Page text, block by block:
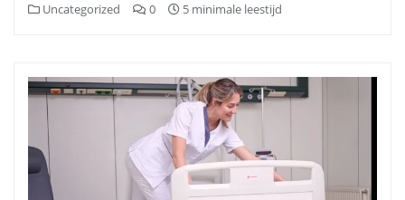
Uncategorized 0 5 minimale leestijd